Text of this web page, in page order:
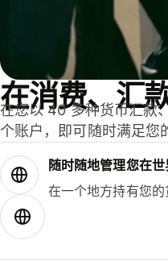
在消费、汇
在您以 40 多种货币汇款
个账户，即可随时满足您
随时随地管理您在世
在一个地方持有您的